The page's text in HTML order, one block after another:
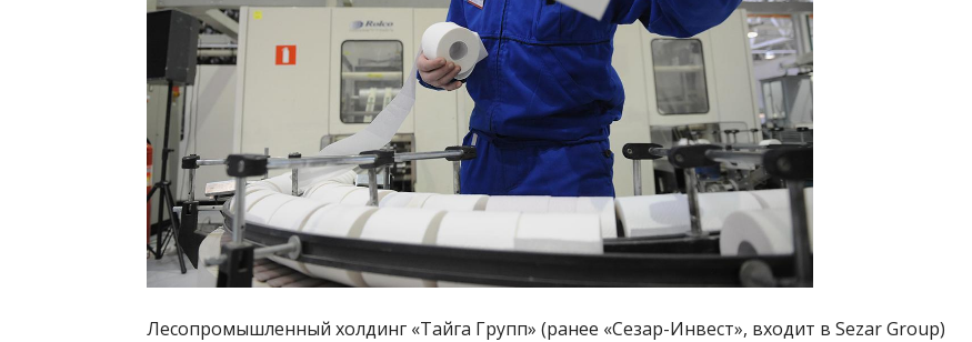
Лесопромышленный холдинг «Тайга Групп» (ранее «Сезар-Инвест», входит в Sezar Group)